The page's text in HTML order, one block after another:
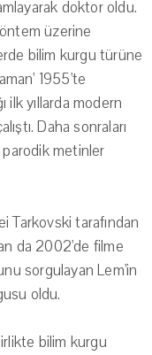
doktor oldu.
üzerine
bilim kurgu türüne
1955'te
ilk yıllarda modern
Daha sonraları
parodik metinler
Tarkovski tarafından
da 2002'de filme
sorgulayan Lem'in
oldu.
bilim kurgu